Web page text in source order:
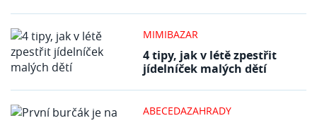
MIMIBAZAR
4 tipy, jak v létě zpestřit
jídelníček malých dětí
ABECEDAZAHRADY